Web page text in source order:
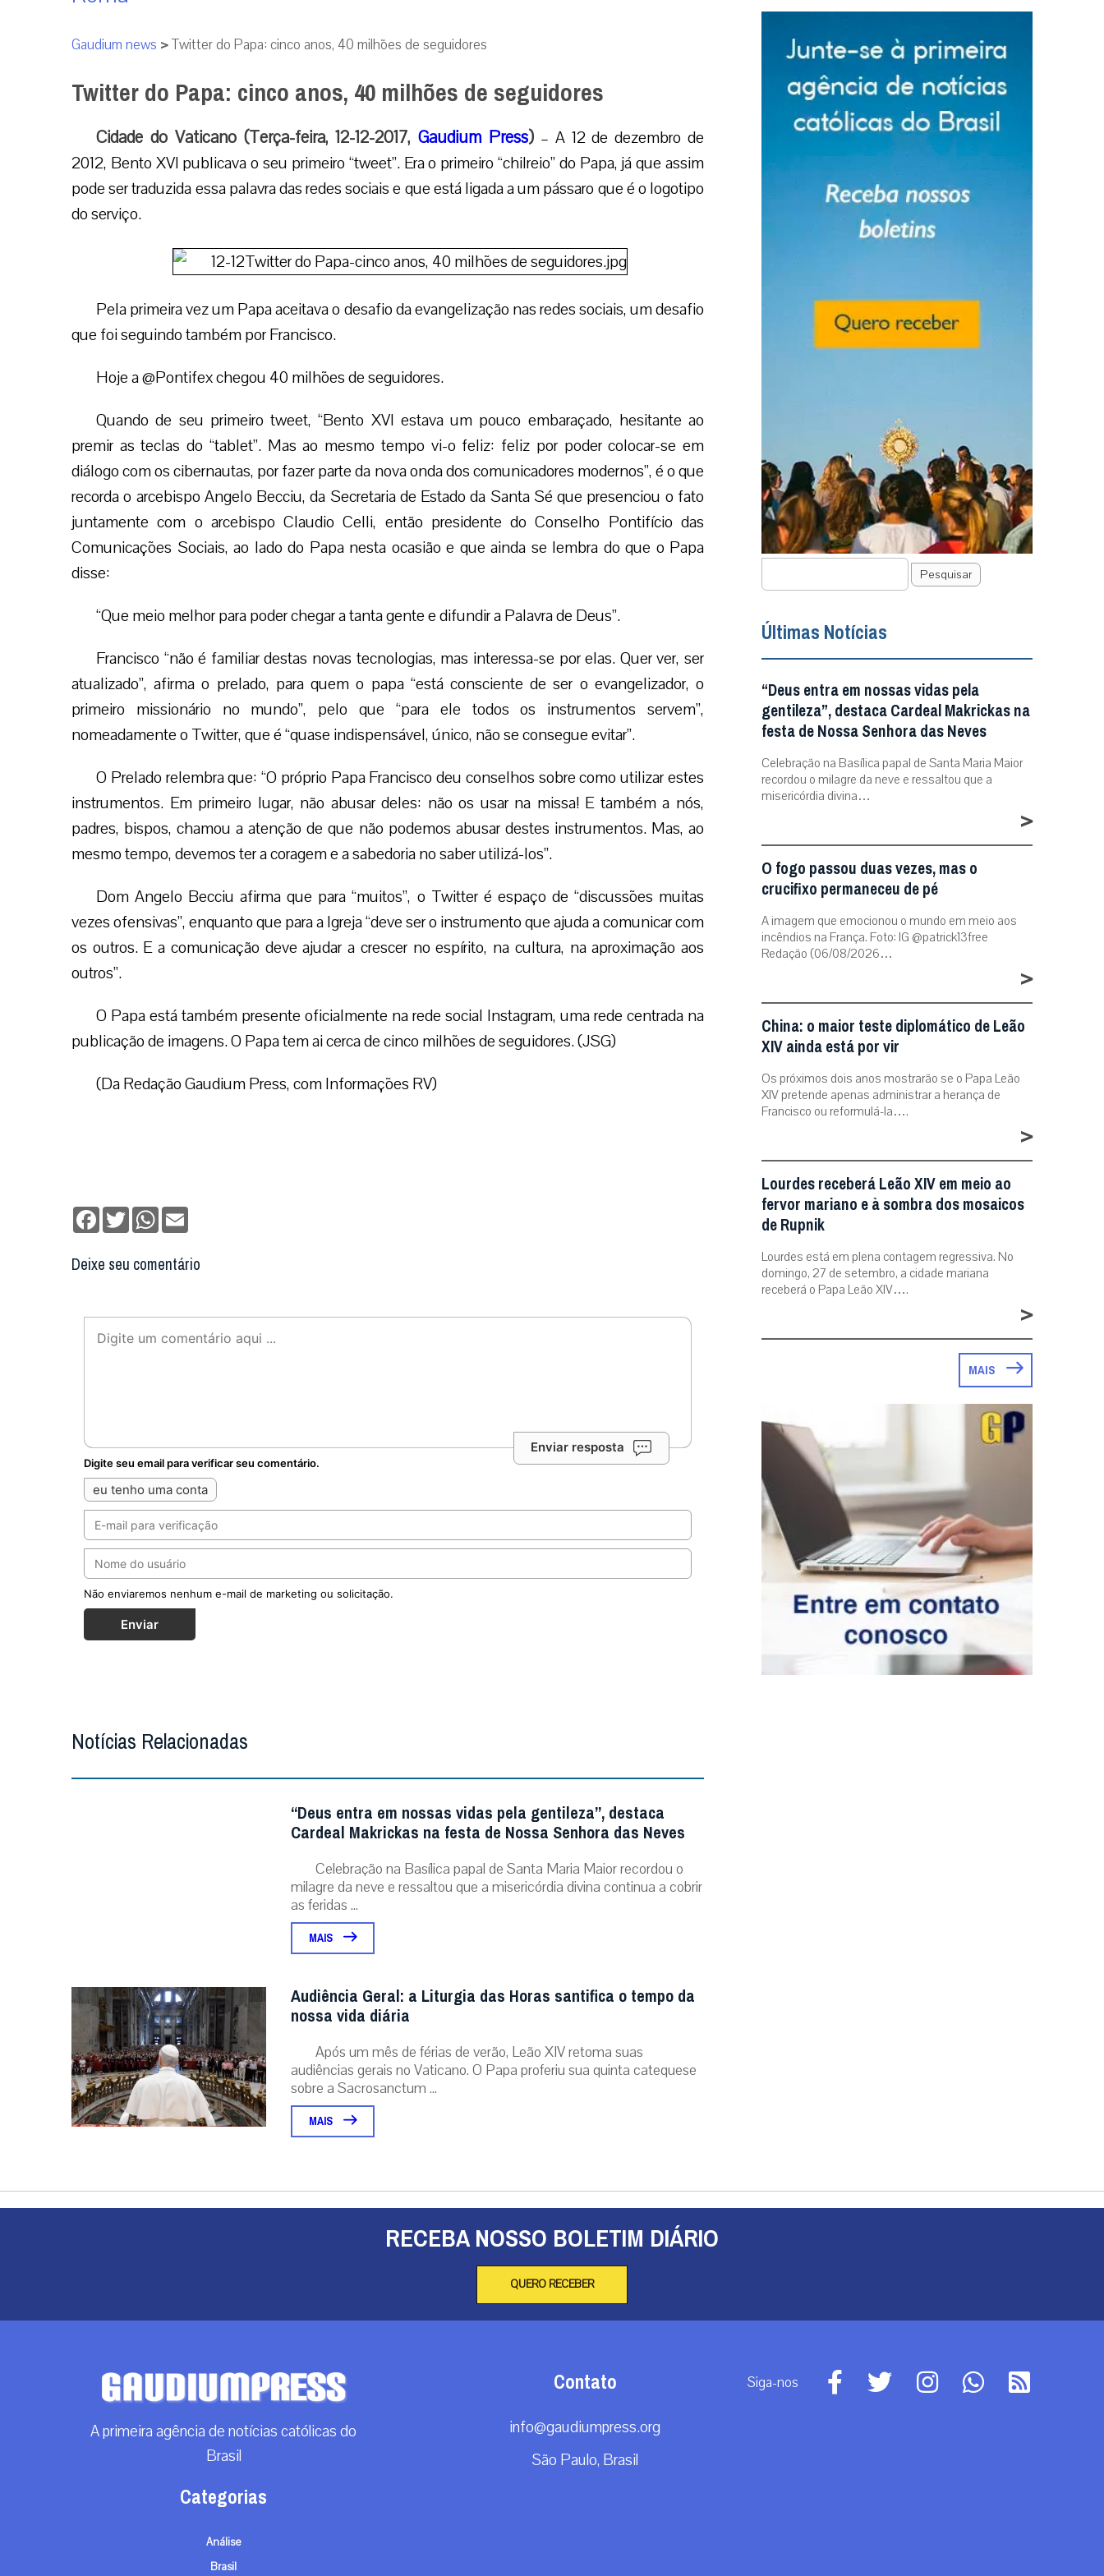
Gaudium news >Twitter do Papa: cinco anos, 40 milhões de seguidores
Twitter do Papa: cinco anos, 40 milhões de seguidores
Cidade do Vaticano (Terça-feira, 12-12-2017,Gaudium Press) – A 12 de dezembro de
2012, Bento XVI publicava o seu primeiro “tweet”. Era o primeiro “chilreio” do Papa, já que assim
pode ser traduzida essa palavra das redes sociais e que está ligada a um pássaro que é o logotipo
do serviço.
Pela primeira vez um Papa aceitava o desafio da evangelização nas redes sociais, um desafio
que foi seguindo também por Francisco.
Hoje a @Pontifex chegou 40 milhões de seguidores.
Quando de seu primeiro tweet, “Bento XVI estava um pouco embaraçado, hesitante ao
premir as teclas do “tablet”. Mas ao mesmo tempo vi-o feliz: feliz por poder colocar-se em
diálogo com os cibernautas, por fazer parte da nova onda dos comunicadores modernos”, é o que
recorda o arcebispo Angelo Becciu, da Secretaria de Estado da Santa Sé que presenciou o fato
juntamente com o arcebispo Claudio Celli, então presidente do Conselho Pontifício das
Comunicações Sociais, ao lado do Papa nesta ocasião e que ainda se lembra do que o Papa
disse:
“Que meio melhor para poder chegar a tanta gente e difundir a Palavra de Deus”.
Francisco “não é familiar destas novas tecnologias, mas interessa-se por elas. Quer ver, ser
atualizado”, afirma o prelado, para quem o papa “está consciente de ser o evangelizador, o
primeiro missionário no mundo”, pelo que “para ele todos os instrumentos servem”,
nomeadamente o Twitter, que é “quase indispensável, único, não se consegue evitar”.
O Prelado relembra que: “O próprio Papa Francisco deu conselhos sobre como utilizar estes
instrumentos. Em primeiro lugar, não abusar deles: não os usar na missa! E também a nós,
padres, bispos, chamou a atenção de que não podemos abusar destes instrumentos. Mas, ao
mesmo tempo, devemos ter a coragem e a sabedoria no saber utilizá-los”.
Dom Angelo Becciu afirma que para “muitos”, o Twitter é espaço de “discussões muitas
vezes ofensivas”, enquanto que para a Igreja “deve ser o instrumento que ajuda a comunicar com
os outros. E a comunicação deve ajudar a crescer no espírito, na cultura, na aproximação aos
outros”.
O Papa está também presente oficialmente na rede social Instagram, uma rede centrada na
publicação de imagens. O Papa tem ai cerca de cinco milhões de seguidores. (JSG)
(Da Redação Gaudium Press, com Informações RV)
Facebook
TwitterWhatsApp
Deixe seu comentário
Enviar resposta
Digite seu email para verificar seu comentário.
eu tenho uma conta
Não enviaremos nenhum e-mail de marketing ou solicitação.
Enviar
Notícias Relacionadas
“Deus entra em nossas vidas pela gentileza”, destaca
Cardeal Makrickas na festa de Nossa Senhora das Neves
Celebração na Basílica papal de Santa Maria Maior recordou o
milagre da neve e ressaltou que a misericórdia divina continua a cobrir
as feridas ...
MAIS
Audiência Geral: a Liturgia das Horas santifica o tempo da
nossa vida diária
Após um mês de férias de verão, Leão XIV retoma suas
audiências gerais no Vaticano. O Papa proferiu sua quinta catequese
sobre a Sacrosanctum ...
MAIS
Pesquisar
Últimas Notícias
“Deus entra em nossas vidas pela
gentileza”, destaca Cardeal Makrickas na
festa de Nossa Senhora das Neves
Celebração na Basílica papal de Santa Maria Maior
recordou o milagre da neve e ressaltou que a
misericórdia divina…
>
O fogo passou duas vezes, mas o
crucifixo permaneceu de pé
A imagem que emocionou o mundo em meio aos
incêndios na França. Foto: IG @patrick13free
Redação (06/08/2026…
>
China: o maior teste diplomático de Leão
XIV ainda está por vir
Os próximos dois anos mostrarão se o Papa Leão
XIV pretende apenas administrar a herança de
Francisco ou reformulá-la….
>
Lourdes receberá Leão XIV em meio ao
fervor mariano e à sombra dos mosaicos
de Rupnik
Lourdes está em plena contagem regressiva. No
domingo, 27 de setembro, a cidade mariana
receberá o Papa Leão XIV….
>
MAIS
RECEBA NOSSO BOLETIM DIÁRIO
QUERO RECEBER
A primeira agência de notícias católicas do
Brasil
Categorias
Análise
Brasil
Contato
info@gaudiumpress.org
São Paulo, Brasil
Siga-nos